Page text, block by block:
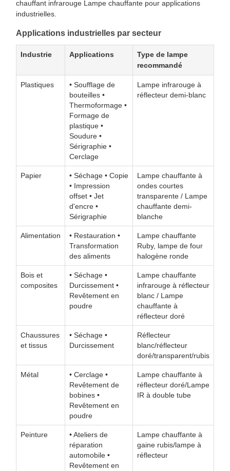
chauffant infrarouge Lampe chauffante pour applications
industrielles.
Applications industrielles par secteur
Industrie Applications
Type de lampe
recommandé
Plastiques
• Soufflage de
bouteilles •
Thermoformage •
Formage de
plastique •
Soudure •
Sérigraphie •
Cerclage
Lampe infrarouge à
réflecteur demi-blanc
Papier
• Séchage • Copie
• Impression
offset • Jet
d'encre •
Sérigraphie
Lampe chauffante à
ondes courtes
transparente / Lampe
chauffante demi-
blanche
Alimentation
• Restauration •
Transformation
des aliments
Lampe chauffante
Ruby, lampe de four
halogène ronde
Bois et
composites
• Séchage •
Durcissement •
Revêtement en
poudre
Lampe chauffante
infrarouge à réflecteur
blanc / Lampe
chauffante à
réflecteur doré
Chaussures
et tissus
• Séchage •
Durcissement
Réflecteur
blanc/réflecteur
doré/transparent/rubis
Métal
• Cerclage •
Revêtement de
bobines •
Revêtement en
poudre
Lampe chauffante à
réflecteur doré/Lampe
IR à double tube
Peinture
• Ateliers de
réparation
automobile •
Revêtement en
Lampe chauffante à
gaine rubis/lampe à
réflecteur